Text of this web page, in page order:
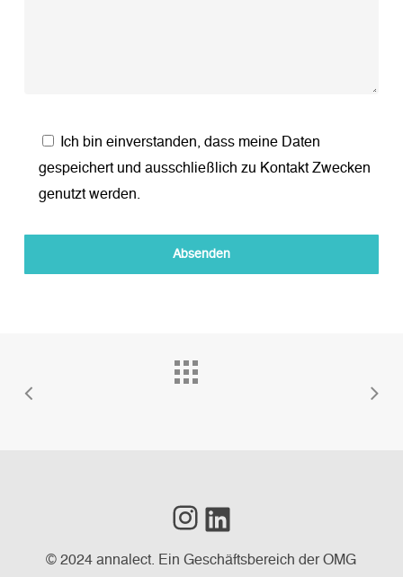
Ich bin einverstanden, dass meine Daten
gespeichert und ausschließlich zu Kontakt Zwecken
genutzt werden.
Instagram
© 2024 annalect. Ein Geschäftsbereich der OMG